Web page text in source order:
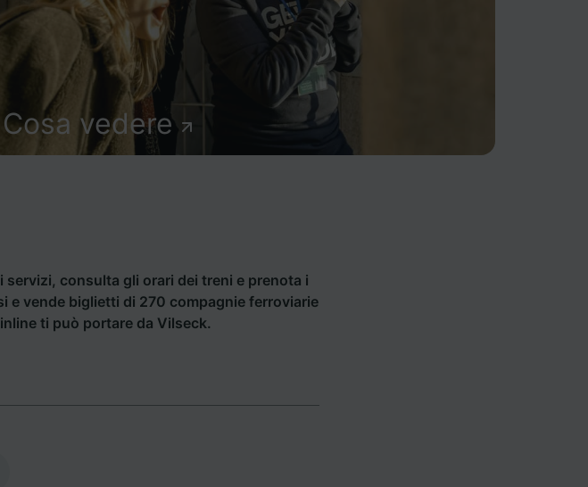
Cosa vedere
consulta gli orari dei treni e prenota i
e vende biglietti di 270 compagnie ferroviarie
ti può portare da Vilseck.